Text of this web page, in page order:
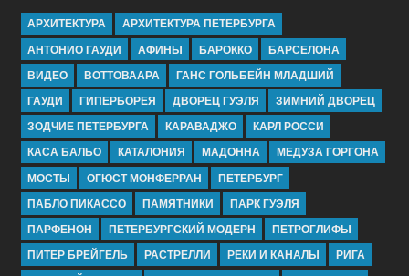
АРХИТЕКТУРА
АРХИТЕКТУРА ПЕТЕРБУРГА
АНТОНИО ГАУДИ
АФИНЫ БАРОККО
БАРСЕЛОНА
ВИДЕО
ВОТТОВААРА
ГАНС ГОЛЬБЕЙН МЛАДШИЙ
ГАУДИ
ГИПЕРБОРЕЯ ДВОРЕЦ ГУЭЛЯ
ЗИМНИЙ ДВОРЕЦ
ЗОДЧИЕ ПЕТЕРБУРГА
КАРАВАДЖО
КАРЛ РОССИ
КАСА БАЛЬО
КАТАЛОНИЯ МАДОННА
МЕДУЗА ГОРГОНА
МОСТЫ
ОГЮСТ МОНФЕРРАН
ПЕТЕРБУРГ
ПАБЛО ПИКАССО
ПАМЯТНИКИ
ПАРК ГУЭЛЯ
ПАРФЕНОН
ПЕТЕРБУРГСКИЙ МОДЕРН
ПЕТРОГЛИФЫ
ПИТЕР БРЕЙГЕЛЬ
РАСТРЕЛЛИ РЕКИ И КАНАЛЫ
РИГА